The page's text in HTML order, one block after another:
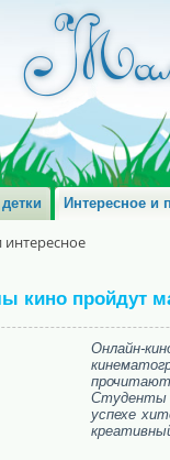
Интересное и
интересное
кино пройдут
Онлайн-
прочитают
Студенты
успехе